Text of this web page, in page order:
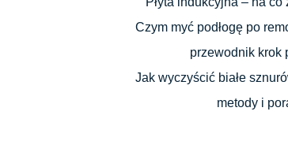
Czym myć podłogę po
przewodnik krok
Jak wyczyścić białe
metody i